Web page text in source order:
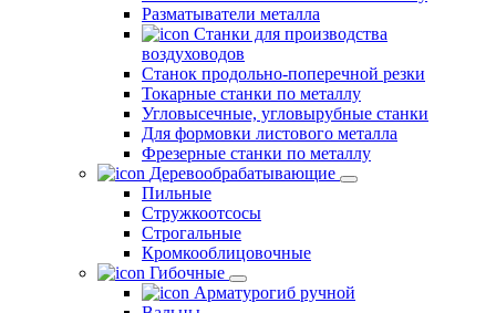
Разматыватели металла
Станки для производства
воздуховодов
Станок продольно-поперечной резки
Токарные станки по металлу
Угловысечные, угловырубные станки
Для формовки листового металла
Фрезерные станки по металлу
Деревообрабатывающие
Пильные
Стружкоотсосы
Строгальные
Кромкооблицовочные
Гибочные
Арматурогиб ручной